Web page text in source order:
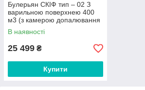
Булерьян СКІФ тип – 02 З
варильною поверхнею 400
м3 (з камерою допалювання
вторинних газів)
В наявності
25 499 ₴
Купити